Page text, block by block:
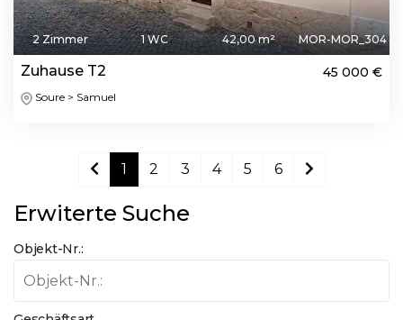
2 Zimmer 1 WC 42,00 m² MOR-MOR_304
Zuhause T2 45 000 €
Soure > Samuel
1 2 3 4 5 6
Erwiterte Suche
Objekt-Nr.: